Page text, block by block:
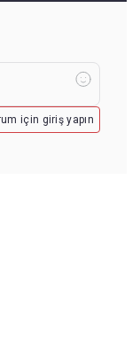
için giriş yapın